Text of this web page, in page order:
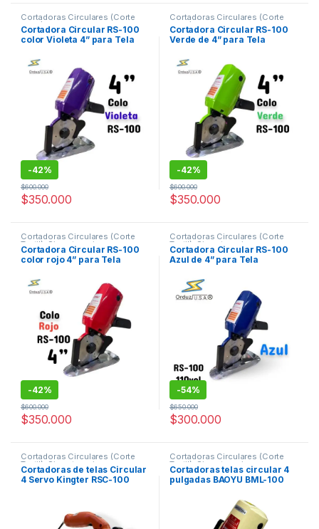
Cortadoras Circulares (Corte
Textil) Sin categorizar
Cortadora Circular RS-100
color Violeta 4” para Tela
-42%
$350.000
$600.000
Cortadoras Circulares (Corte
Textil) Sin categorizar
Cortadora Circular RS-100
Verde de 4” para Tela
-42%
$350.000
$600.000
Cortadoras Circulares (Corte
Textil) Sin categorizar
Cortadora Circular RS-100
color rojo 4” para Tela
-42%
$350.000
$600.000
Cortadoras Circulares (Corte
Textil) Sin categorizar
Cortadora Circular RS-100
Azul de 4” para Tela
-54%
$300.000
$650.000
Cortadoras Circulares (Corte
Textil) Sin categorizar
Cortadoras de telas Circular
4 Servo Kingter RSC-100
Cortadoras Circulares (Corte
Textil) Sin categorizar
Cortadoras telas circular 4
pulgadas BAOYU BML-100